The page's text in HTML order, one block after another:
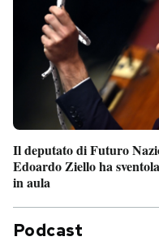
Il deputato di Futuro
Edoardo Ziello ha
in aula
Podcast